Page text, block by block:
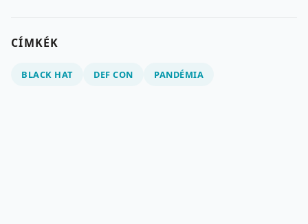
CÍMKÉK
BLACK HAT DEF CON PANDÉMIA